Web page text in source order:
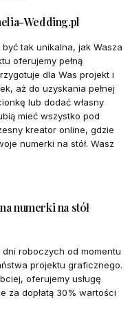
Wedding.pl
tak unikalna, jak Wasza
oferujemy pełną
dla Was projekt i
aż do uzyskania pełnej
lub dodać własny
mieć wszystko pod
kreator online, gdzie
numerki na stół. Wasz
numerki na stół
roboczych od momentu
projektu graficznego.
oferujemy usługę
za dopłatą 30% wartości